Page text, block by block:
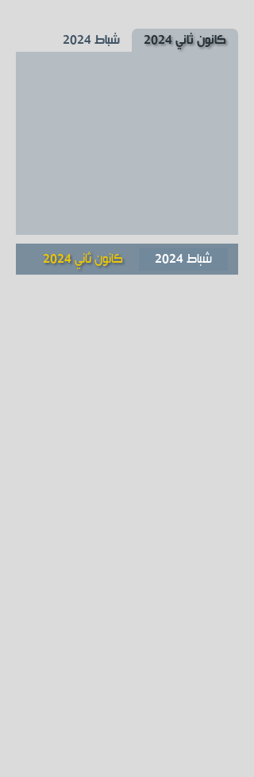
كانون ثاني 2024 شباط 2024
كانون ثاني 2024 شباط 2024